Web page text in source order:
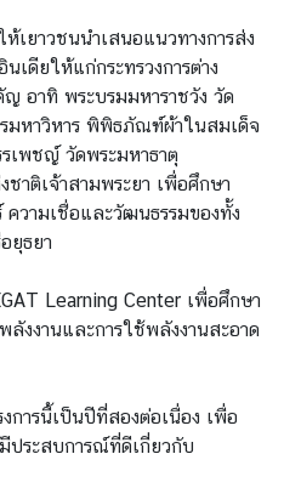
เยาวชนนำเสนอแนวทางการส่ง
เดียให้แก่กระทรวงการต่าง
อาทิ พระบรมมหาราชวัง วัด
มหาวิหาร พิพิธภัณฑ์ผ้าในสมเด็จ
เพชญ์ วัดพระมหาธาตุ
าติเจ้าสามพระยา เพื่อศึกษา
ความเชื่อและวัฒนธรรมของทั้ง
ยุธยา
Learning Center เพื่อศึกษา
ลังงานและการใช้พลังงานสะอาด
การนี้เป็นปีที่สองต่อเนื่อง เพื่อ
ประสบการณ์ที่ดีเกี่ยวกับ